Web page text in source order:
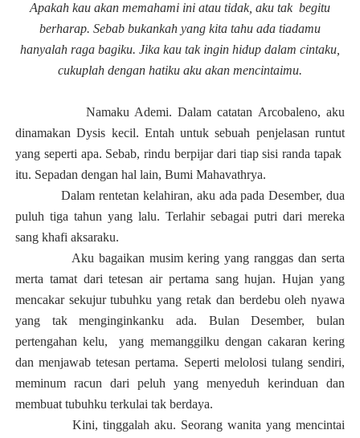
Apakah kau akan memahami ini atau tidak, aku tak begitu
berharap. Sebab bukankah yang kita tahu ada tiadamu
hanyalah raga bagiku. Jika kau tak ingin hidup dalam cintaku,
cukuplah dengan hatiku aku akan mencintaimu.
Namaku Ademi. Dalam catatan Arcobaleno, aku
dinamakan Dysis kecil. Entah untuk sebuah penjelasan runtut
yang seperti apa. Sebab, rindu berpijar dari tiap sisi randa tapak
itu. Sepadan dengan hal lain, Bumi Mahavathrya.
Dalam rentetan kelahiran, aku ada pada Desember, dua
puluh tiga tahun yang lalu. Terlahir sebagai putri dari mereka
sang khafi aksaraku.
Aku bagaikan musim kering yang ranggas dan serta
merta tamat dari tetesan air pertama sang hujan. Hujan yang
mencakar sekujur tubuhku yang retak dan berdebu oleh nyawa
yang tak menginginkanku ada. Bulan Desember, bulan
pertengahan kelu, yang memanggilku dengan cakaran kering
dan menjawab tetesan pertama. Seperti melolosi tulang sendiri,
meminum racun dari peluh yang menyeduh kerinduan dan
membuat tubuhku terkulai tak berdaya.
Kini, tinggalah aku. Seorang wanita yang mencintai